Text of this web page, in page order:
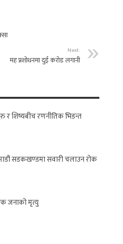
Next:
मह प्रशोधनमा दुई करोड लगानी
शिष्यबीच रणनीतिक भिडन्त
सडकखण्डमा सवारी चलाउन रोक
जनाको मृत्यु